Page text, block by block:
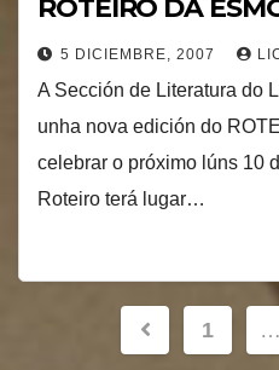
ROTEIRO DA
5 DICIEMBRE, 2007
A Sección de Literatura do
unha nova edición do
celebrar o próximo lúns 10
Roteiro terá lugar…
1 …